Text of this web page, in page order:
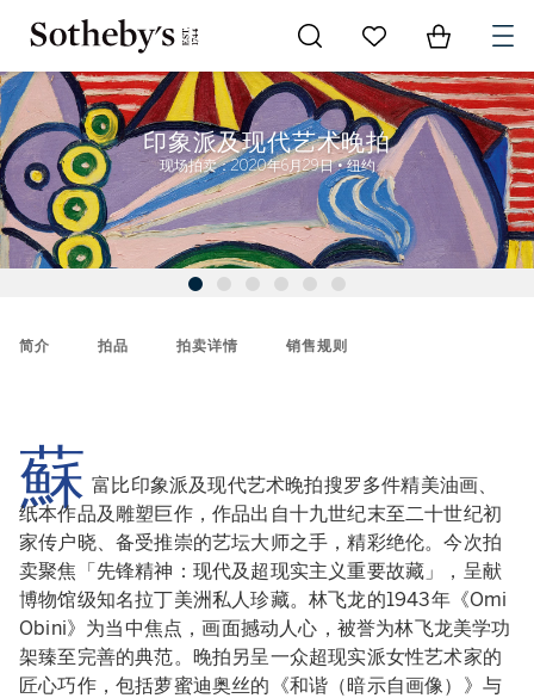
Go to My Favorites
Items in
印象派及现代艺术晚拍
现场拍卖：2020年6月29日 • 纽约
简介 拍品 拍卖详情 销售规则
蘇 富比印象派及现代艺术晚拍搜罗多件精美油画、
纸本作品及雕塑巨作，作品出自十九世纪末至二十世纪初
家传户晓、备受推崇的艺坛大师之手，精彩绝伦。今次拍
卖聚焦「先锋精神：现代及超现实主义重要故藏」，呈献
博物馆级知名拉丁美洲私人珍藏。林飞龙的1943年《Omi
Obini》为当中焦点，画面撼动人心，被誉为林飞龙美学功
架臻至完善的典范。晚拍另呈一众超现实派女性艺术家的
匠心巧作，包括萝蜜迪奥丝的《和谐（暗示自画像）》与